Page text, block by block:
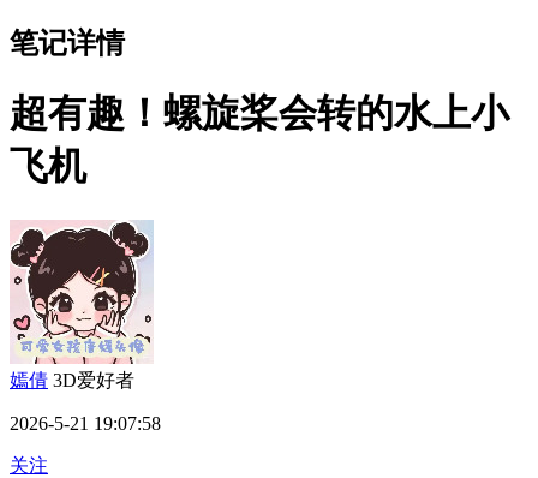
笔记详情
超有趣！螺旋桨会转的水上小
飞机
嫣倩 3D爱好者
2026-5-21 19:07:58
关注